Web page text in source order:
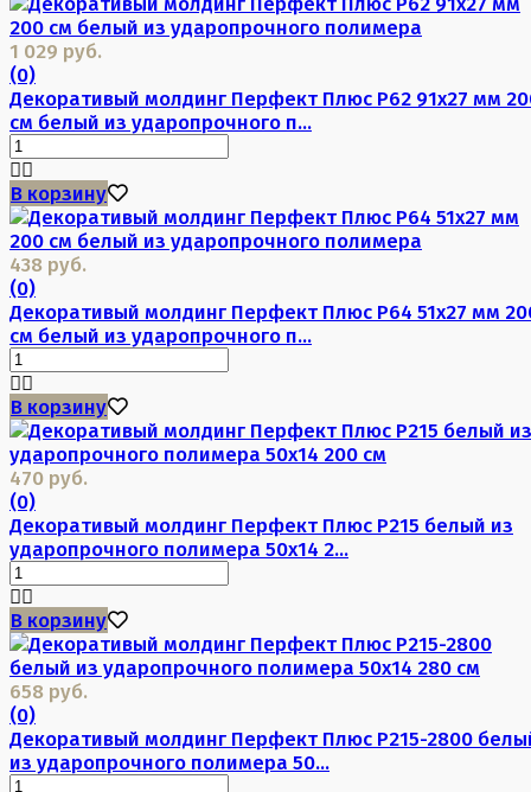
1 029 руб.
(0)
Декоративый молдинг Перфект Плюс P62 91х27 мм
см белый из ударопрочного п...
В корзину
438 руб.
(0)
Декоративый молдинг Перфект Плюс P64 51х27 мм
см белый из ударопрочного п...
В корзину
470 руб.
(0)
Декоративый молдинг Перфект Плюс P215 белый из
ударопрочного полимера 50х14 2...
В корзину
658 руб.
(0)
Декоративый молдинг Перфект Плюс P215-2800
из ударопрочного полимера 50...